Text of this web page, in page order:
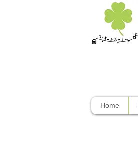
Home